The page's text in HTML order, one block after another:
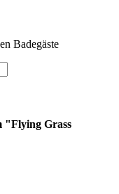
Badegäste
"Flying Grass